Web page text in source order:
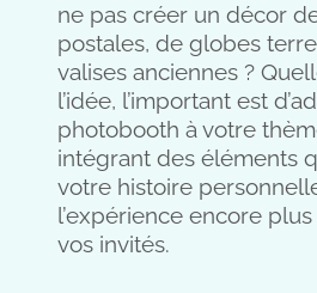
ne pas créer un décor
postales, de globes
valises anciennes ?
l’idée, l’important est
photobooth à votre
intégrant des éléments
votre histoire
l’expérience encore
vos invités.